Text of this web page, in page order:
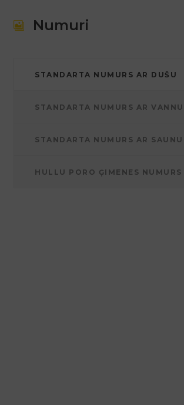
Numuri
STANDARTA NUMURS AR DUŠU
STANDARTA NUMURS AR VANNU
STANDARTA NUMURS AR SAUNU
HULLU PORO ĢIMENES NUMURS